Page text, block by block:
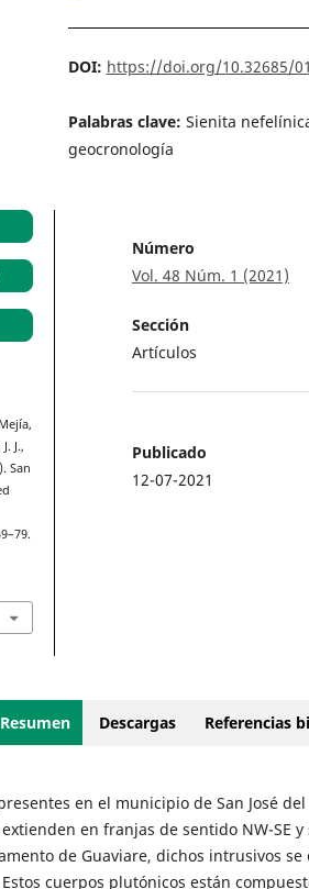
DOI: https://doi.org/10.32685/
Palabras clave: Sienita
geocronología
J.,
San
Número
Vol. 48 Núm. 1 (2021)
Sección
Artículos
Publicado
12-07-2021
Resumen Descargas Referencias
en el municipio de San José
en franjas de sentido NW-SE
de Guaviare, dichos intrusivos
cuerpos plutónicos están